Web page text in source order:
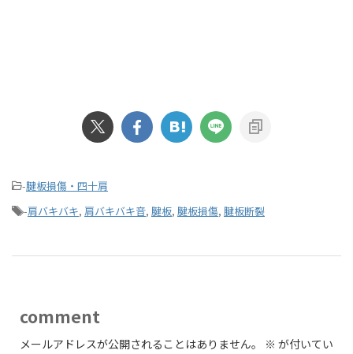
-腱板損傷・四十肩
-肩バキバキ, 肩バキバキ音, 腱板, 腱板損傷, 腱板断裂
comment
メールアドレスが公開されることはありません。 ※ が付いてい